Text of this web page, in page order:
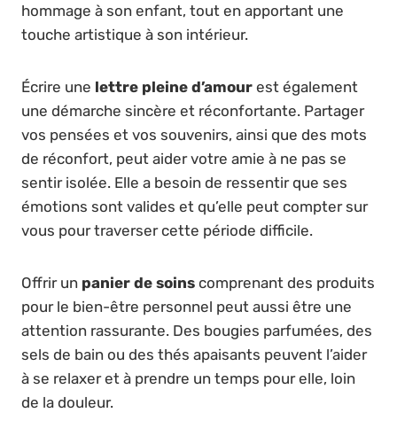
hommage à son enfant, tout en apportant une
touche artistique à son intérieur.
Écrire une lettre pleine d’amour est également
une démarche sincère et réconfortante. Partager
vos pensées et vos souvenirs, ainsi que des mots
de réconfort, peut aider votre amie à ne pas se
sentir isolée. Elle a besoin de ressentir que ses
émotions sont valides et qu’elle peut compter sur
vous pour traverser cette période difficile.
Offrir un panier de soins comprenant des produits
pour le bien-être personnel peut aussi être une
attention rassurante. Des bougies parfumées, des
sels de bain ou des thés apaisants peuvent l’aider
à se relaxer et à prendre un temps pour elle, loin
de la douleur.